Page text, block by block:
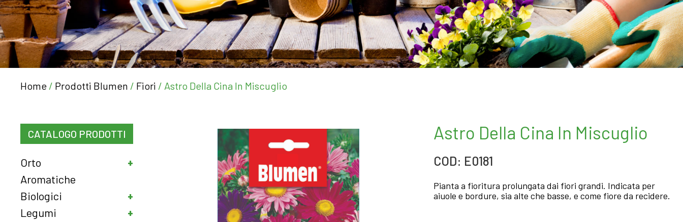
Home / Prodotti Blumen / Fiori / Astro Della Cina In Miscuglio
CATALOGO PRODOTTI
Orto
Aromatiche
Biologici
Legumi
Astro Della Cina In Miscuglio
COD: E0181
Pianta a fioritura prolungata dai fiori grandi. Indicata per
aiuole e bordure, sia alte che basse, e come fiore da recidere.